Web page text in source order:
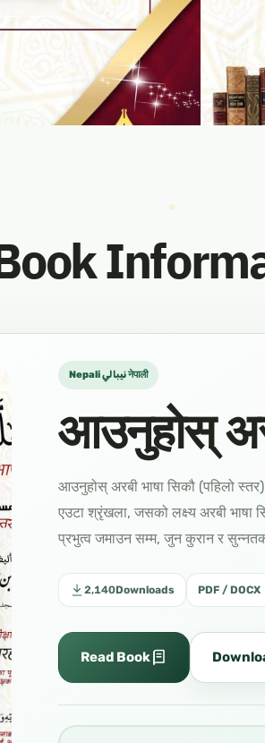
Nepali نيبالي नेपाली
आउनुहोस्
आउनुहोस् अरबी भाषा सिकौ (पहिलो
एउटा श्रृंखला, जसको लक्ष्य अरबी भाषा
प्रभुत्व जमाउन सम्म, जुन कुरान र
2,140Downloads PDF / DOCX
Read Book